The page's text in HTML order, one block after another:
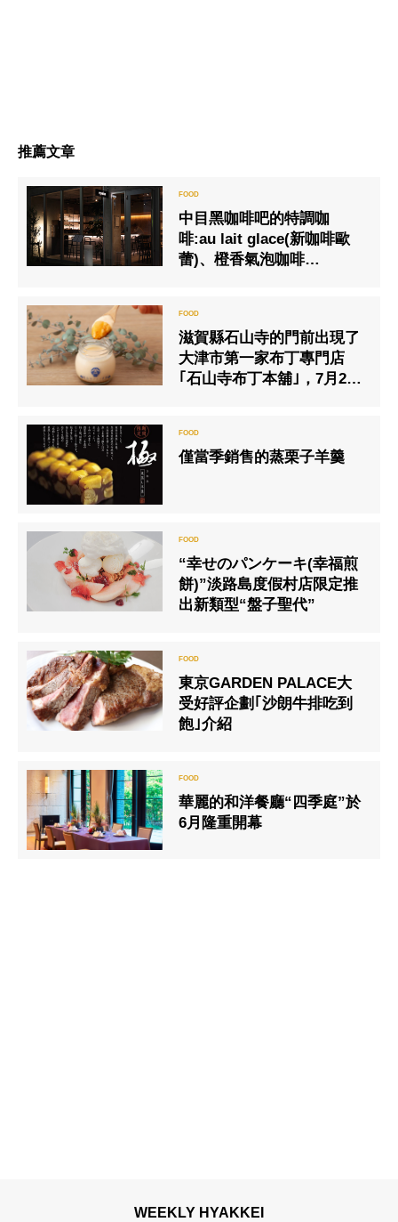
推薦文章
中目黑咖啡吧的特調咖
啡:au lait glace(新咖啡歐
蕾)、橙香氣泡咖啡
滋賀縣石山寺的門前出現了
大津市第一家布丁專門店
｢石山寺布丁本舖｣，7月23
僅當季銷售的蒸栗子羊羹
“幸せのパンケーキ(幸福煎
餅)”淡路島度假村店限定推
出新類型“盤子聖代”
東京GARDEN PALACE大
受好評企劃｢沙朗牛排吃到
飽｣介紹
華麗的和洋餐廳“四季庭”於
6月隆重開幕
WEEKLY HYAKKEI